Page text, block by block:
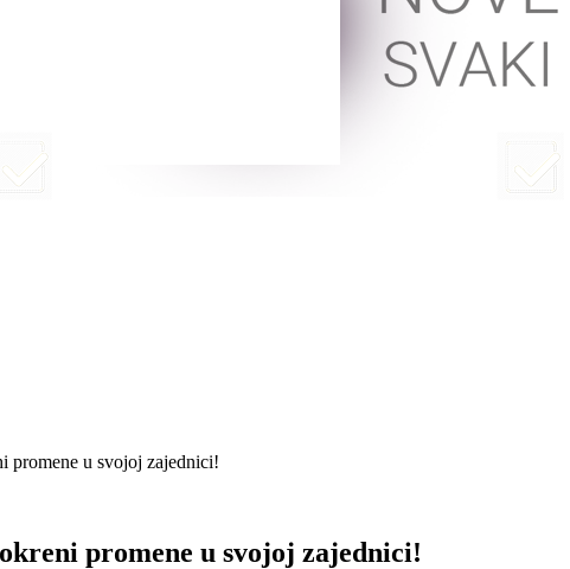
promene u svojoj zajednici!
promene u svojoj zajednici!